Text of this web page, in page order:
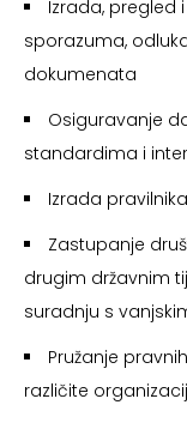
Izrada, pregled
sporazuma,
dokumenata
Osiguravanje
standardima i
Izrada
Zastupanje
drugim državnim
suradnju s
Pružanje
različite